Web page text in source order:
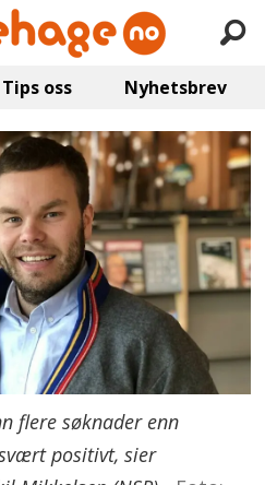
Tips oss Nyhetsbrev
flere søknader enn
positivt, sier